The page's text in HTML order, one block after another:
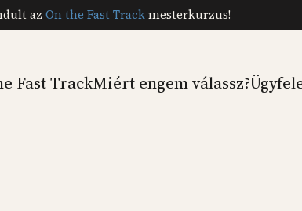
az On the Fast Trackmesterkurzus!
Fast TrackMiért engem válassz?